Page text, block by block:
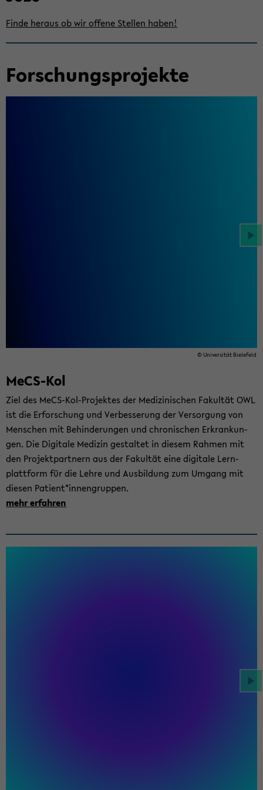
Finde her­aus ob wir of­fe­ne Stel­len haben!
For­schungs­pro­jek­te
© Uni­ver­si­tät Bie­le­feld
MeCS-​Kol
Ziel des MeCS-​Kol-Projektes der Me­di­zi­ni­schen Fa­kul­tät OWL
ist die Er­for­schung und Ver­bes­se­rung der Ver­sor­gung von
Men­schen mit Be­hin­de­run­gen und chro­ni­schen Er­kran­kun­
gen. Die Di­gi­ta­le Me­di­zin ge­stal­tet in die­sem Rah­men mit
den Pro­jekt­part­nern aus der Fa­kul­tät eine di­gi­ta­le Lern­
platt­form für die Lehre und Aus­bil­dung zum Um­gang mit
die­sen Pa­ti­ent*in­nen­grup­pen.
mehr er­fah­ren